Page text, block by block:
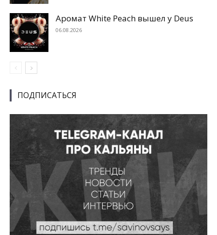
Аромат White Peach вышел у Deus
06.08.2026
ПОДПИСАТЬСЯ